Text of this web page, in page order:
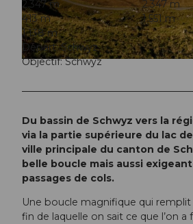
© Schwyz Tourismus, Ferien- und Ausflugsregion Schwyz
on Schwyz
2.347 m
2.347 m
413 m
1.551 m
1.138 m
Départ: Schwyz
Objectif: Schwyz
Du bassin de Schwyz vers la
via la partie supérieure du lac
ville principale du canton de
belle boucle mais aussi
passages de cols.
Une boucle magnifique qui remplit
fin de laquelle on sait ce que l’on a